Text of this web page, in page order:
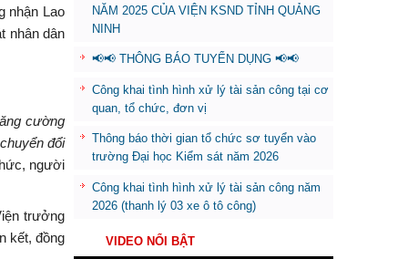
nhận Lao
nhân dân
cường
chuyển đổi
người
trưởng
kết, đồng
NĂM 2025 CỦA VIỆN KSND TỈNH QUẢNG
NINH
📢📢 THÔNG BÁO TUYỂN DỤNG 📢📢
Công khai tình hình xử lý tài sản công tại cơ
quan, tổ chức, đơn vị
Thông báo thời gian tổ chức sơ tuyển vào
trường Đại học Kiểm sát năm 2026
Công khai tình hình xử lý tài sản công năm
2026 (thanh lý 03 xe ô tô công)
VIDEO NỔI BẬT